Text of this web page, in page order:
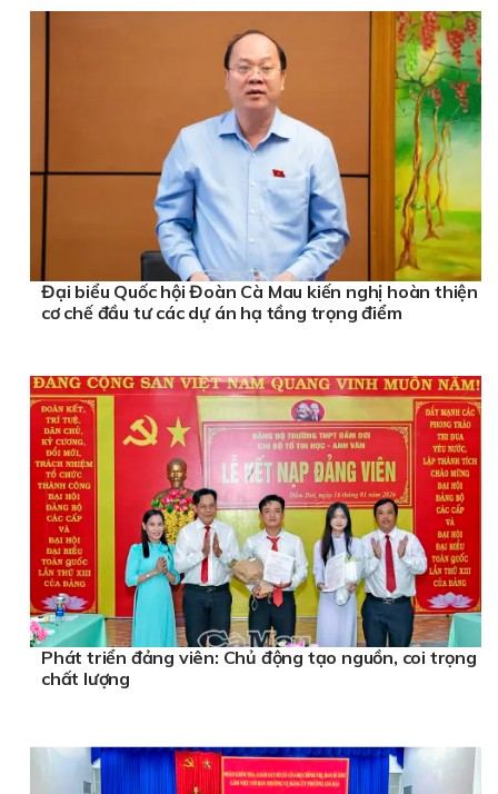
Đại biểu Quốc hội Đoàn Cà Mau kiến nghị hoàn thiện
cơ chế đầu tư các dự án hạ tầng trọng điểm
Phát triển đảng viên: Chủ động tạo nguồn, coi trọng
chất lượng